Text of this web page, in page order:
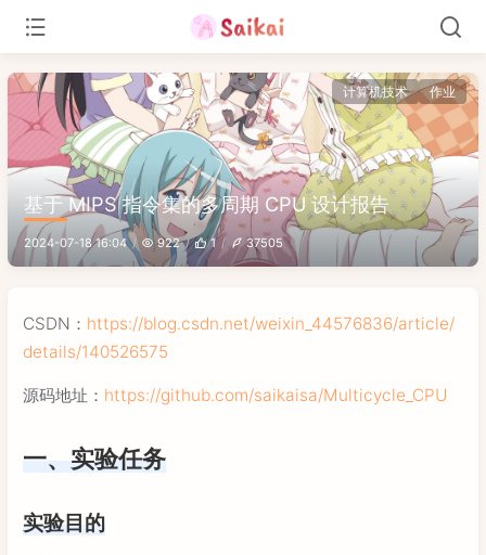
计算机技术 作业
基于 MIPS 指令集的多周期 CPU 设计报告
2024-07-18 16:04 922 1 37505
CSDN： https://blog.csdn.net/weixin_44576836/article/
details/140526575
源码地址： https://github.com/saikaisa/Multicycle_CPU
一、实验任务
实验目的